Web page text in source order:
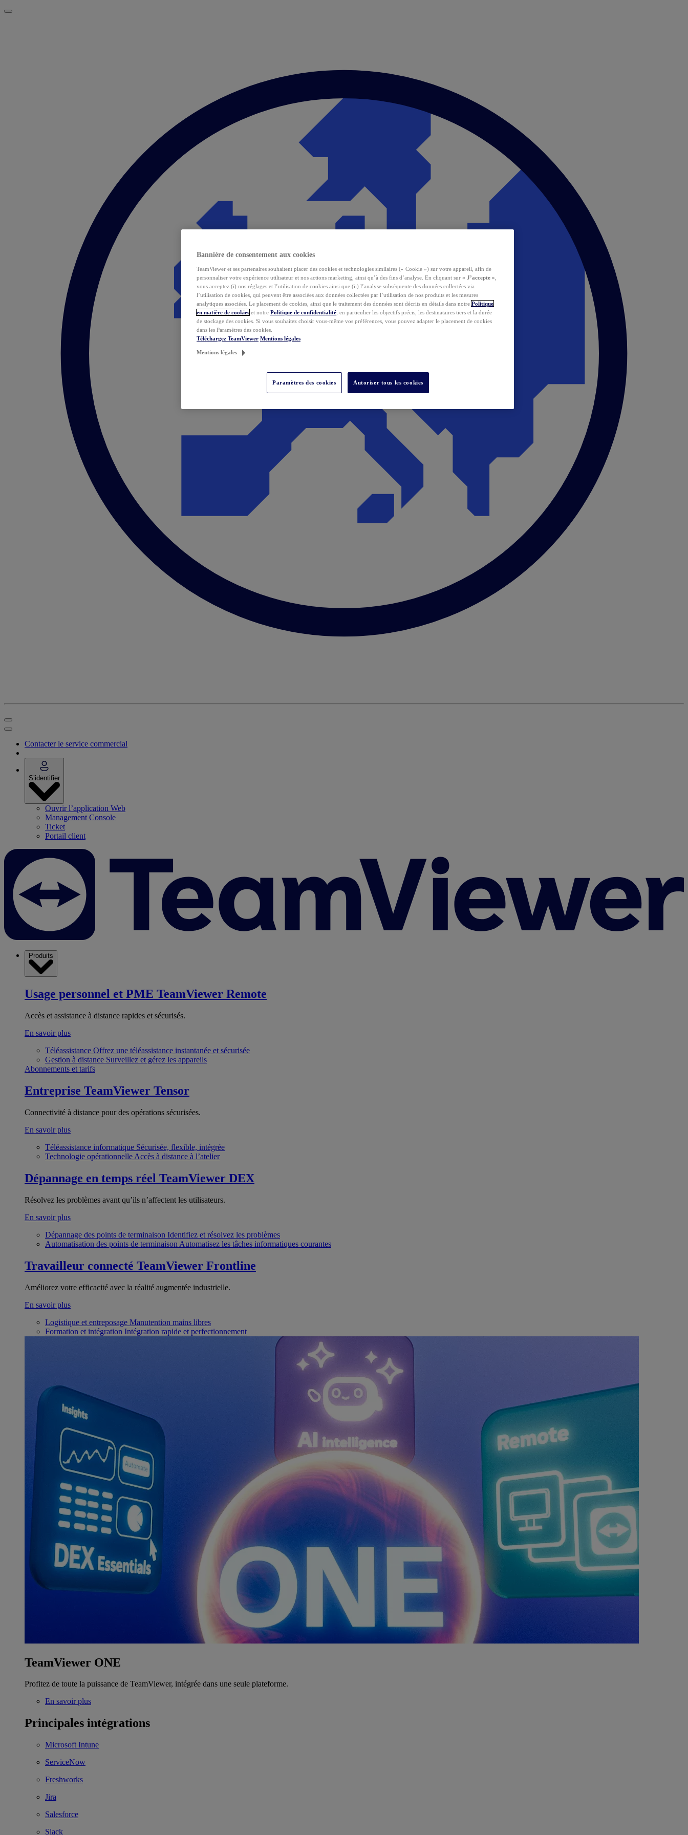
Contacter le service commercial
S’identifier
Ouvrir l’application Web
Management Console
Ticket
Portail client
Produits
Usage personnel et PME TeamViewer Remote
Accès et assistance à distance rapides et sécurisés.
En savoir plus
Téléassistance Offrez une téléassistance instantanée et sécurisée
Gestion à distance Surveillez et gérez les appareils
Abonnements et tarifs
Entreprise TeamViewer Tensor
Connectivité à distance pour des opérations sécurisées.
En savoir plus
Téléassistance informatique Sécurisée, flexible, intégrée
Technologie opérationnelle Accès à distance à l’atelier
Dépannage en temps réel TeamViewer DEX
Résolvez les problèmes avant qu’ils n’affectent les utilisateurs.
En savoir plus
Dépannage des points de terminaison Identifiez et résolvez les problèmes
Automatisation des points de terminaison Automatisez les tâches informatiques courantes
Travailleur connecté TeamViewer Frontline
Améliorez votre efficacité avec la réalité augmentée industrielle.
En savoir plus
Logistique et entreposage Manutention mains libres
Formation et intégration Intégration rapide et perfectionnement
TeamViewer ONE
Profitez de toute la puissance de TeamViewer, intégrée dans une seule plateforme.
En savoir plus
Principales intégrations
Microsoft Intune
ServiceNow
Freshworks
Jira
Salesforce
Slack
Bannière de consentement aux cookies
TeamViewer et ses partenaires souhaitent placer des cookies et technologies similaires (« Cookie ») sur votre appareil, afin de
personnaliser votre expérience utilisateur et nos actions marketing, ainsi qu’à des fins d’analyse. En cliquant sur « J’accepte »
vous acceptez (i) nos réglages et l’utilisation de cookies ainsi que (ii) l’analyse subséquente des données collectées via
l’utilisation de cookies, qui peuvent être associées aux données collectées par l’utilisation de nos produits et les mesures
analytiques associées. Le placement de cookies, ainsi que le traitement des données sont décrits en détails dans notre Politique
en matière de cookies et notre Politique de confidentialité , en particulier les objectifs précis, les destinataires tiers et la durée
de stockage des cookies. Si vous souhaitez choisir vous-même vos préférences, vous pouvez adapter le placement de cookies
dans les Paramètres des cookies.
Téléchargez TeamViewer Mentions légales
Mentions légales
Paramètres des cookies Autoriser tous les cookies